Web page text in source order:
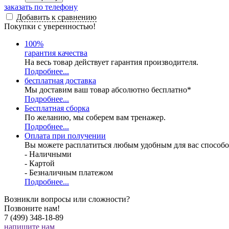
заказать по телефону
Добавить к сравнению
Покупки с уверенностью!
100%
гарантия качества
На весь товар действует гарантия производителя.
Подробнее...
бесплатная доставка
Мы доставим ваш товар абсолютно бесплатно*
Подробнее...
Бесплатная сборка
По желанию, мы соберем вам тренажер.
Подробнее...
Оплата при получении
Вы можете расплатиться любым удобным для вас
- Наличными
- Картой
- Безналичным платежом
Подробнее...
Возникли вопросы или сложности?
Позвоните нам!
7 (499) 348-18-89
напишите нам